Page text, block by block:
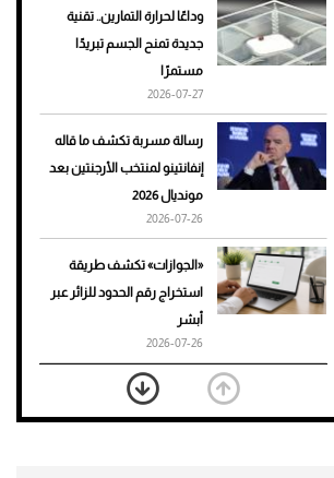
أفضل تدريج للشعر الطويل
لإطلالة جريئة وعصرية
للرجال
وداعًا لحرارة التمارين.. تقنية
جديدة تمنح الجسم تبريدًا
مستمرًا
2026-07-27
رسالة مسربة تكشف ما قاله
إنفانتينو لمنتخب الأرجنتين بعد
مونديال 2026
2026-07-26
«الجوازات» تكشف طريقة
استخراج رقم الحدود للزائر عبر
أبشر
2026-07-26
بعد 7 أشهر من تعرضه لحادث
مروع.. جوشوا يفوز على برينغا